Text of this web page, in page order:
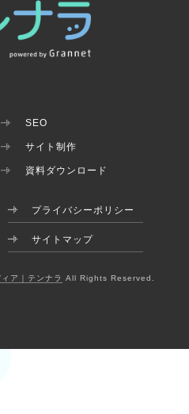
SEO
サイト制作
資料ダウンロード
プライバシーポリシー
サイトマップ
ア｜テンナラ All Rights Reserved.